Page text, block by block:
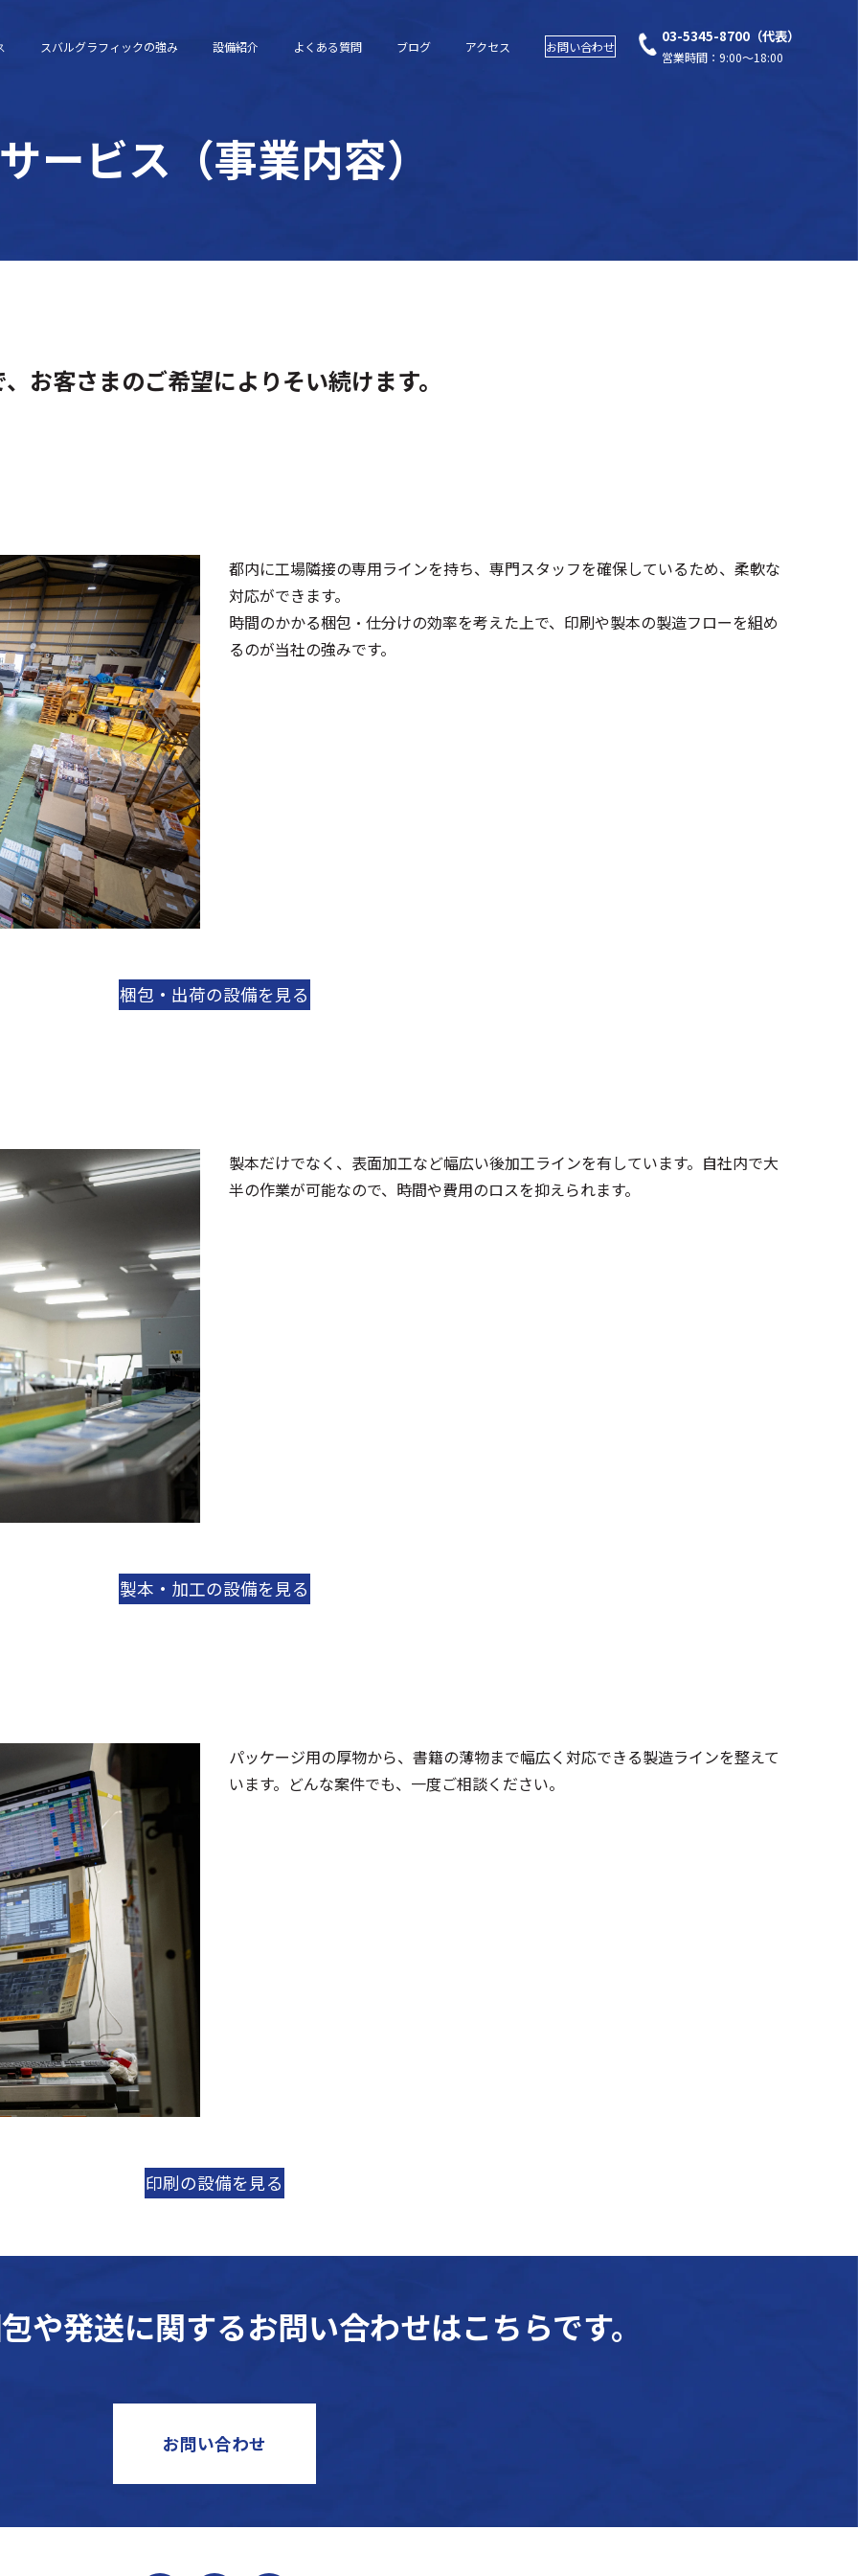
スバルグラフィックの強み 設備紹介 よくある質問 ブログ アクセス お問い合わせ
03-5345-8700（代表）
営業時間：9:00～18:00
ービス（事業内容）
お客さまのご希望によりそい続けます。
都内に工場隣接の専用ラインを持ち、専門スタッフを確保しているため、柔軟な
対応ができます。
時間のかかる梱包・仕分けの効率を考えた上で、印刷や製本の製造フローを組め
るのが当社の強みです。
梱包・出荷の設備を見る
製本だけでなく、表面加工など幅広い後加工ラインを有しています。自社内で大
半の作業が可能なので、時間や費用のロスを抑えられます。
製本・加工の設備を見る
パッケージ用の厚物から、書籍の薄物まで幅広く対応できる製造ラインを整えて
います。どんな案件でも、一度ご相談ください。
印刷の設備を見る
や発送に関するお問い合わせはこちらです。
お問い合わせ